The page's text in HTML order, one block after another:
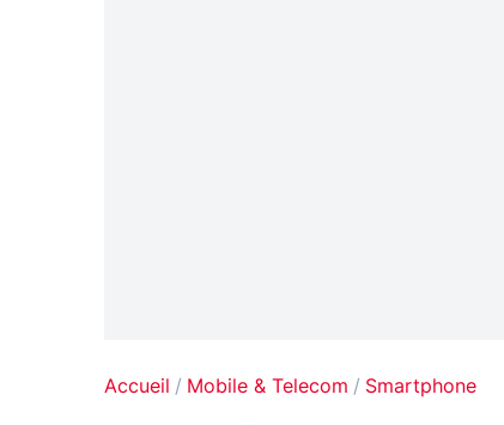
Accueil Mobile & Telecom Smartphone